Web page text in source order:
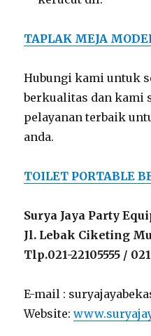
TAPLAK MEJA
Hubungi kami untuk
berkualitas dan kami
pelayanan terbaik
anda.
TOILET PORTABLE
Surya Jaya Party
Jl. Lebak Ciketing
Tlp.021-22105555 /
E-mail :
Website: